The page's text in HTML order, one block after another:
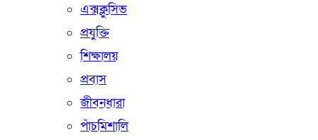
এক্সক্লুসিভ
প্রযুক্তি
শিক্ষালয়
প্রবাস
জীবনধারা
পাঁচমিশালি